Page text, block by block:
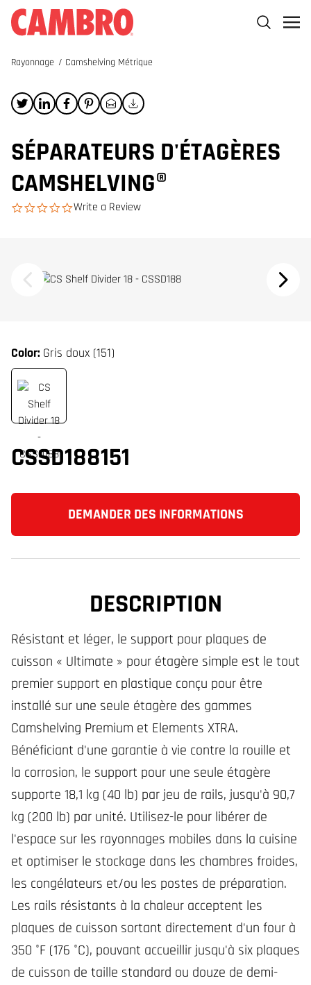
Rayonnage / Camshelving Métrique
SÉPARATEURS D'ÉTAGÈRES
CAMSHELVING®
0.0 star rating
Write a Review
Color: Gris doux (151)
CSSD188151
DEMANDER DES INFORMATIONS
DESCRIPTION
Résistant et léger, le support pour plaques de
cuisson « Ultimate » pour étagère simple est le tout
premier support en plastique conçu pour être
installé sur une seule étagère des gammes
Camshelving Premium et Elements XTRA.
Bénéficiant d'une garantie à vie contre la rouille et
la corrosion, le support pour une seule étagère
supporte 18,1 kg (40 lb) par jeu de rails, jusqu'à 90,7
kg (200 lb) par unité. Utilisez-le pour libérer de
l'espace sur les rayonnages mobiles dans la cuisine
et optimiser le stockage dans les chambres froides,
les congélateurs et/ou les postes de préparation.
Les rails résistants à la chaleur acceptent les
plaques de cuisson sortant directement d'un four à
350 °F (176 °C), pouvant accueillir jusqu'à six plaques
de cuisson de taille standard ou douze de demi-